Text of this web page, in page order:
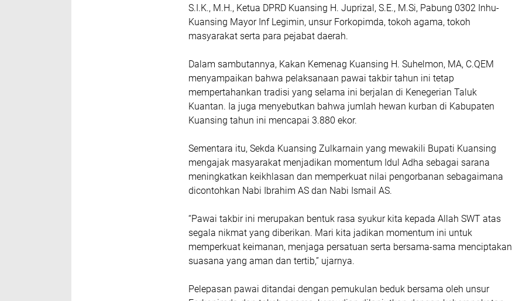
S.I.K., M.H., Ketua DPRD Kuansing H. Juprizal, S.E., M.Si, Pabung 0302 Inhu-
Kuansing Mayor Inf Legimin, unsur Forkopimda, tokoh agama, tokoh
masyarakat serta para pejabat daerah.
Dalam sambutannya, Kakan Kemenag Kuansing H. Suhelmon, MA, C.QEM
menyampaikan bahwa pelaksanaan pawai takbir tahun ini tetap
mempertahankan tradisi yang selama ini berjalan di Kenegerian Taluk
Kuantan. Ia juga menyebutkan bahwa jumlah hewan kurban di Kabupaten
Kuansing tahun ini mencapai 3.880 ekor.
Sementara itu, Sekda Kuansing Zulkarnain yang mewakili Bupati Kuansing
mengajak masyarakat menjadikan momentum Idul Adha sebagai sarana
meningkatkan keikhlasan dan memperkuat nilai pengorbanan sebagaimana
dicontohkan Nabi Ibrahim AS dan Nabi Ismail AS.
“Pawai takbir ini merupakan bentuk rasa syukur kita kepada Allah SWT atas
segala nikmat yang diberikan. Mari kita jadikan momentum ini untuk
memperkuat keimanan, menjaga persatuan serta bersama-sama menciptakan
suasana yang aman dan tertib,” ujarnya.
Pelepasan pawai ditandai dengan pemukulan beduk bersama oleh unsur